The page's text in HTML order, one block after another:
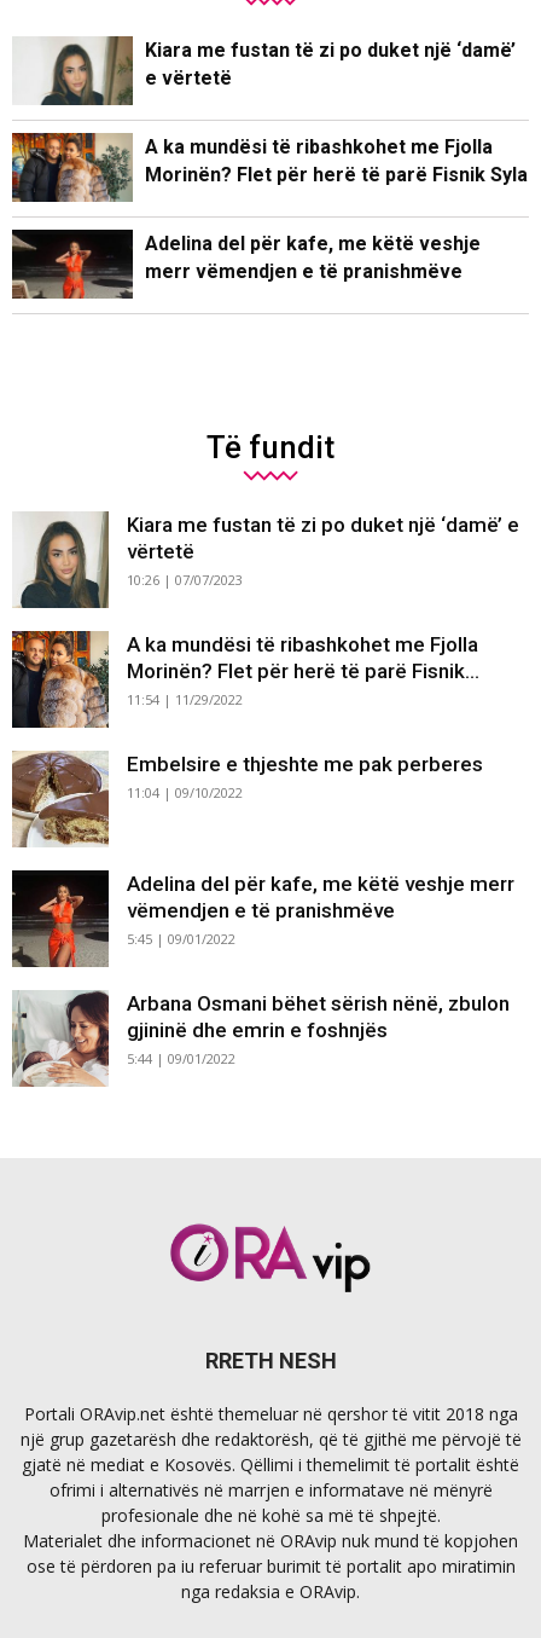
Kiara me fustan të zi po duket një ‘damë’
e vërtetë
A ka mundësi të ribashkohet me Fjolla
Morinën? Flet për herë të parë Fisnik Syla
Adelina del për kafe, me këtë veshje
merr vëmendjen e të pranishmëve
Të fundit
Kiara me fustan të zi po duket një ‘damë’ e
vërtetë
10:26 | 07/07/2023
A ka mundësi të ribashkohet me Fjolla
Morinën? Flet për herë të parë Fisnik...
11:54 | 11/29/2022
Embelsire e thjeshte me pak perberes
11:04 | 09/10/2022
Adelina del për kafe, me këtë veshje merr
vëmendjen e të pranishmëve
5:45 | 09/01/2022
Arbana Osmani bëhet sërish nënë, zbulon
gjininë dhe emrin e foshnjës
5:44 | 09/01/2022
RRETH NESH
Portali ORAvip.net është themeluar në qershor të vitit 2018 nga
një grup gazetarësh dhe redaktorësh, që të gjithë me përvojë të
gjatë në mediat e Kosovës. Qëllimi i themelimit të portalit është
ofrimi i alternativës në marrjen e informatave në mënyrë
profesionale dhe në kohë sa më të shpejtë.
Materialet dhe informacionet në ORAvip nuk mund të kopjohen
ose të përdoren pa iu referuar burimit të portalit apo miratimin
nga redaksia e ORAvip.